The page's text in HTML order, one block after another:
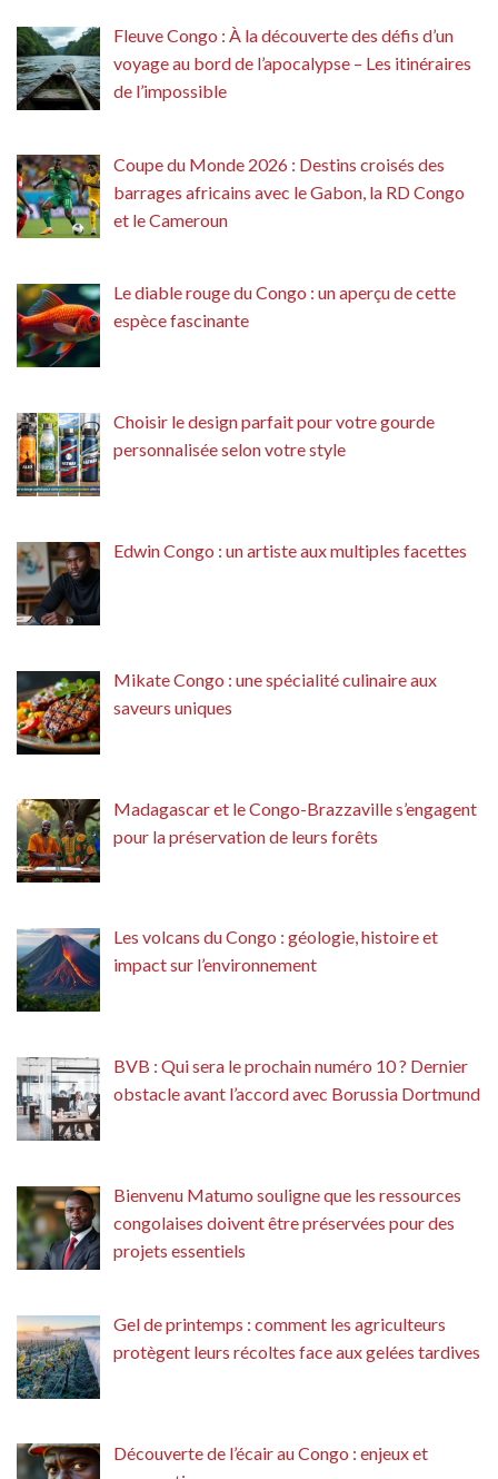
Fleuve Congo : À la découverte des défis d’un
voyage au bord de l’apocalypse – Les itinéraires
de l’impossible
Coupe du Monde 2026 : Destins croisés des
barrages africains avec le Gabon, la RD Congo
et le Cameroun
Le diable rouge du Congo : un aperçu de cette
espèce fascinante
Choisir le design parfait pour votre gourde
personnalisée selon votre style
Edwin Congo : un artiste aux multiples facettes
Mikate Congo : une spécialité culinaire aux
saveurs uniques
Madagascar et le Congo-Brazzaville s’engagent
pour la préservation de leurs forêts
Les volcans du Congo : géologie, histoire et
impact sur l’environnement
BVB : Qui sera le prochain numéro 10 ? Dernier
obstacle avant l’accord avec Borussia Dortmund
Bienvenu Matumo souligne que les ressources
congolaises doivent être préservées pour des
projets essentiels
Gel de printemps : comment les agriculteurs
protègent leurs récoltes face aux gelées tardives
Découverte de l’écair au Congo : enjeux et